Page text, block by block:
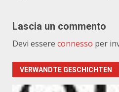
Lascia un commento
Devi essere connesso per
VERWANDTE GESCHICHTEN